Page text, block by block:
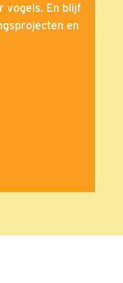
vogels. En blijf
en